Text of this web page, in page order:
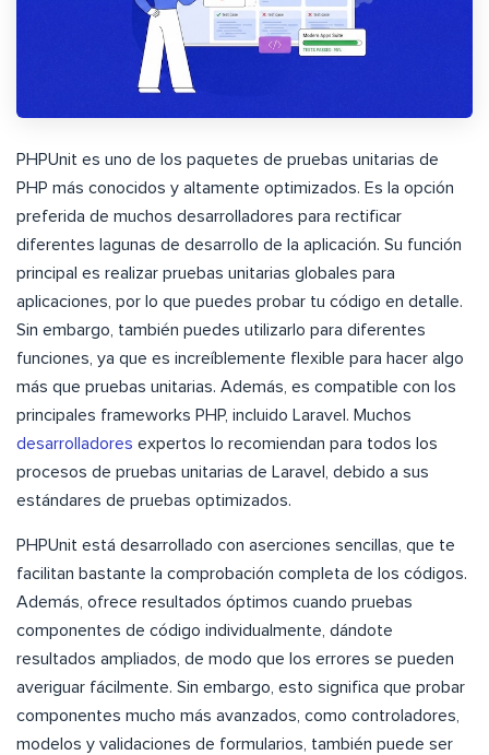
PHPUnit es uno de los paquetes de pruebas unitarias de
PHP más conocidos y altamente optimizados. Es la opción
preferida de muchos desarrolladores para rectificar
diferentes lagunas de desarrollo de la aplicación. Su función
principal es realizar pruebas unitarias globales para
aplicaciones, por lo que puedes probar tu código en detalle.
Sin embargo, también puedes utilizarlo para diferentes
funciones, ya que es increíblemente flexible para hacer algo
más que pruebas unitarias. Además, es compatible con los
principales frameworks PHP, incluido Laravel. Muchos
desarrolladores expertos lo recomiendan para todos los
procesos de pruebas unitarias de Laravel, debido a sus
estándares de pruebas optimizados.
PHPUnit está desarrollado con aserciones sencillas, que te
facilitan bastante la comprobación completa de los códigos.
Además, ofrece resultados óptimos cuando pruebas
componentes de código individualmente, dándote
resultados ampliados, de modo que los errores se pueden
averiguar fácilmente. Sin embargo, esto significa que probar
componentes mucho más avanzados, como controladores,
modelos y validaciones de formularios, también puede ser